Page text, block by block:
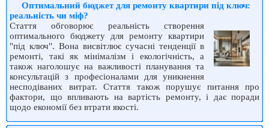
Оптимальний бюджет для ремонту квартири під ключ:
реальність чи міф?
Стаття обговорює реальність створення
оптимального бюджету для ремонту квартири
"під ключ". Вона висвітлює сучасні тенденції в
ремонті, такі як мінімалізм і екологічність, а
також наголошує на важливості планування та
консультацій з професіоналами для уникнення
несподіваних витрат. Стаття також порушує питання про
фактори, що впливають на вартість ремонту, і дає поради
щодо економії без втрати якості.